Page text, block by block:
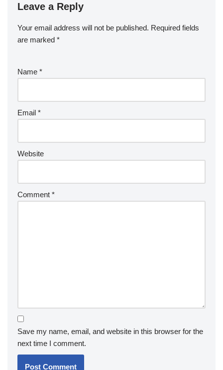
Leave a Reply
Your email address will not be published. Required fields
are marked *
Name *
Email *
Website
Comment *
Save my name, email, and website in this browser for the
next time I comment.